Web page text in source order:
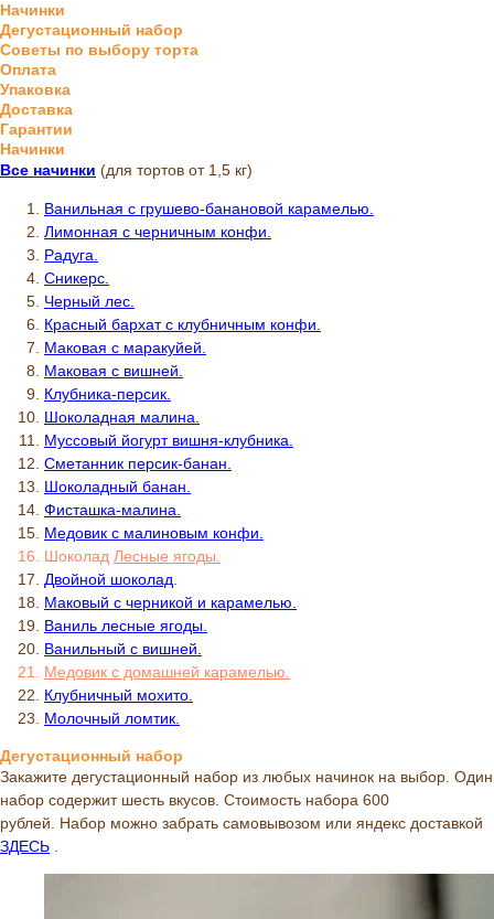
Начинки
Дегустационный набор
Советы по выбору торта
Оплата
Упаковка
Доставка
Гарантии
Начинки
Все начинки (для тортов от 1,5 кг)
Ванильная с грушево-банановой карамелью.
Лимонная с черничным конфи.
Радуга.
Сникерс.
Черный лес.
Красный бархат с клубничным конфи.
Маковая с маракуйей.
Маковая с вишней.
Клубника-персик.
Шоколадная малина.
Муссовый йогурт вишня-клубника.
Сметанник персик-банан.
Шоколадный банан.
Фисташка-малина.
Медовик с малиновым конфи.
Шоколад Лесные ягоды.
Двойной шоколад.
Маковый с черникой и карамелью.
Ваниль лесные ягоды.
Ванильный с вишней.
Медовик с домашней карамелью.
Клубничный мохито.
Молочный ломтик.
Дегустационный набор
Закажите дегустационный набор из любых начинок на выбор. Один
набор содержит шесть вкусов. Стоимость набора 600
рублей. Набор можно забрать самовывозом или яндекс доставкой
ЗДЕСЬ .